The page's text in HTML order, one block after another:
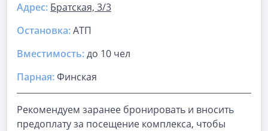
Адрес: Братская, 3/3
Остановка:АТП
Вместимость:до 10 чел
Парная:Финская
Рекомендуем заранее бронировать и вносить
предоплату за посещение комплекса, чтобы